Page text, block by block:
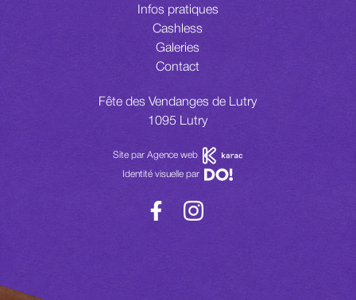
Infos pratiques
Cashless
Galeries
Contact
Fête des Vendanges de Lutry
1095 Lutry
Site par Agence web
Identité visuelle par